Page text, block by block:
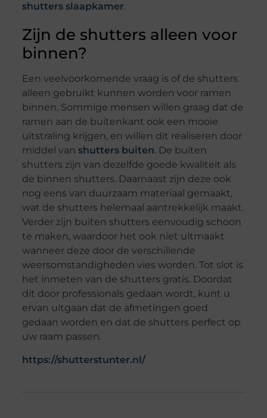
shutters slaapkamer.
Zijn de shutters alleen voor
binnen?
Een veelvoorkomende vraag is of de shutters
alleen gebruikt kunnen worden voor ramen
binnen. Sommige mensen willen graag dat de
ramen aan de buitenkant ook een mooie
uitstraling krijgen, en willen dit realiseren door
middel van shutters buiten. De buiten
shutters zijn van dezelfde goede kwaliteit als
de binnen shutters. Daarnaast zijn deze ook
nog eens van duurzaam materiaal gemaakt,
wat de shutters helemaal aantrekkelijk maakt.
Verder zijn buiten shutters eenvoudig schoon
te maken, waardoor het ook niet uitmaakt
wanneer deze door de verschillende
weersomstandigheden vies worden. Tot slot is
het inmeten van de shutters gratis. Doordat
dit door professionals gedaan wordt, kunt u
ervan uitgaan dat de afmetingen goed
gedaan worden en dat de shutters perfect op
uw raam passen.
https://shutterstunter.nl/